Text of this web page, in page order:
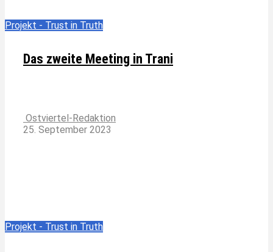
Projekt - Trust in Truth
Das zweite Meeting in Trani
Ostviertel-Redaktion
25. September 2023
Projekt - Trust in Truth